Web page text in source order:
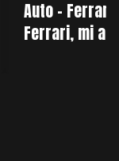
Auto - Ferrari
Ferrari, mi